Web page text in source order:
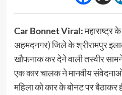
Car Bonnet Viral:महाराष्ट्र
अहमदनगर) जिले के श्रीरामपुर
खौफनाक कर देने वाली तस्वीर
एक कार चालक ने मानवीय
महिला को कार के बोनट पर बैठाकर